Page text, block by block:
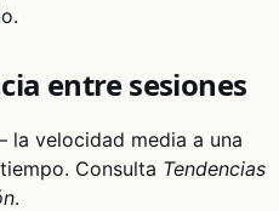
entre sesiones
la velocidad media a una
Consulta Tendencias
.